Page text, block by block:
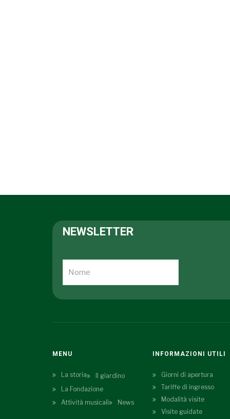
NEWSLETTER
MENU
La storia
Il giardino
La Fondazione
Attività musicali
News
INFORMAZIONI UTILI
Giorni di apertura
Tariffe di ingresso
Modalità visite
Visite guidate